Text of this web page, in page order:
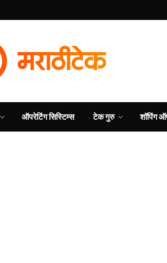
ऑपरेटिंग सिस्टिम्स टेक गुरु शॉपिंग